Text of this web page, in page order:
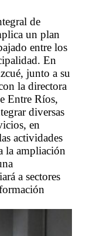
de
un plan
entre los
En
junto a su
la directora
Entre Ríos,
diversas
en
actividades
la ampliación
a sectores